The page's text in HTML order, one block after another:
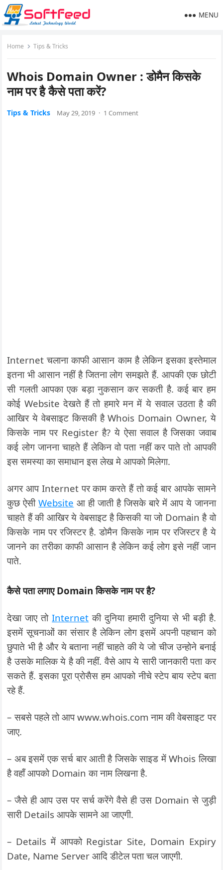
MENU
Home Tips & Tricks
Whois Domain Owner : डोमैन किसके
नाम पर है कैसे पता करें?
Tips & Tricks May 29, 2019 · 1 Comment
Internet चलाना काफी आसान काम है लेकिन इसका इस्तेमाल
इतना भी आसान नहीं है जितना लोग समझते हैं. आपकी एक छोटी
सी गलती आपका एक बड़ा नुकसान कर सकती है. कई बार हम
कोई Website देखते हैं तो हमारे मन में ये सवाल उठता है की
आखिर ये वेबसाइट किसकी है Whois Domain Owner, ये
किसके नाम पर Register है? ये ऐसा सवाल है जिसका जवाब
कई लोग जानना चाहते हैं लेकिन वो पता नहीं कर पाते तो आपकी
इस समस्या का समाधान इस लेख मे आपको मिलेगा.
अगर आप Internet पर काम करते हैं तो कई बार आपके सामने
कुछ ऐसीWebsite आ ही जाती है जिसके बारे में आप ये जानना
चाहते हैं की आखिर ये वेबसाइट है किसकी या जो Domain है वो
किसके नाम पर रजिस्टर है. डोमैन किसके नाम पर रजिस्टर है ये
जानने का तरीका काफी आसान है लेकिन कई लोग इसे नहीं जान
पाते.
कैसे पता लगाए Domain किसके नाम पर है?
देखा जाए तोInternet की दुनिया हमारी दुनिया से भी बड़ी है.
इसमें सूचनाओं का संसार है लेकिन लोग इसमें अपनी पहचान को
छुपाते भी है और ये बताना नहीं चाहते की ये जो चीज उन्होने बनाई
है उसके मालिक ये है की नहीं. वैसे आप ये सारी जानकारी पता कर
सकते हैं. इसका पूरा प्रोसैस हम आपको नीचे स्टेप बाय स्टेप बता
रहे हैं.
– सबसे पहले तो आप www.whois.com नाम की वेबसाइट पर
जाए.
– अब इसमें एक सर्च बार आती है जिसके साइड में Whois लिखा
है वहाँ आपको Domain का नाम लिखना है.
– जैसे ही आप उस पर सर्च करेंगे वैसे ही उस Domain से जुड़ी
सारी Details आपके सामने आ जाएगी.
– Details में आपको Registar Site, Domain Expiry
Date, Name Server आदि डीटेल पता चल जाएगी.